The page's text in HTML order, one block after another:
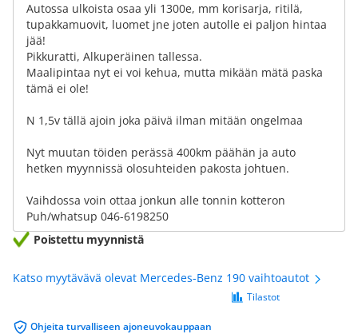
Autossa ulkoista osaa yli 1300e, mm korisarja, ritilä,
tupakkamuovit, luomet jne joten autolle ei paljon hintaa
jää!
Pikkuratti, Alkuperäinen tallessa.
Maalipintaa nyt ei voi kehua, mutta mikään mätä paska
tämä ei ole!
N 1,5v tällä ajoin joka päivä ilman mitään ongelmaa
Nyt muutan töiden perässä 400km päähän ja auto
hetken myynnissä olosuhteiden pakosta johtuen.
Vaihdossa voin ottaa jonkun alle tonnin kotteron
Puh/whatsup 046-6198250
Poistettu myynnistä
Katso myytävävä olevat Mercedes-Benz 190 vaihtoautot
Ohjeita turvalliseen ajoneuvokauppaan
Tilastot